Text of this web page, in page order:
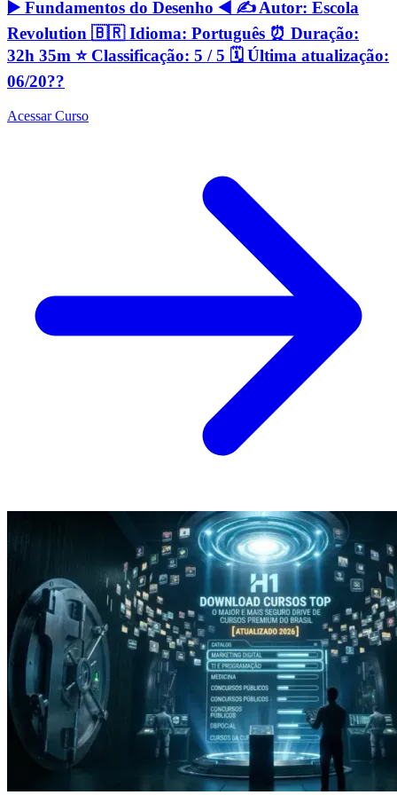
▶️ Fundamentos do Desenho ◀️ ✍️ Autor: Escola
Revolution 🇧🇷 Idioma: Português ⏰ Duração:
32h 35m ⭐️ Classificação: 5 / 5 🗓 Última atualização:
06/20??
Acessar Curso